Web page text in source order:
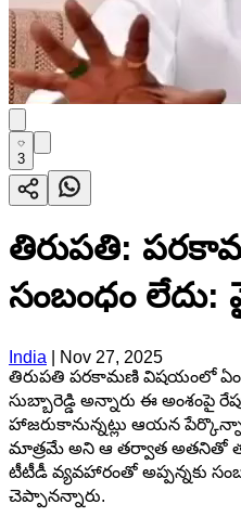
3
తిరుపతి:
సంబంధం లేదు:
India
Nov 27, 2025
తిరుపతి పరకామణి విషయంలో
సుబ్బారెడ్డి అన్నారు ఈ
హాజరుకానున్నట్లు ఆయన
మాత్రమే అని ఆ తర్వాత అతనితో
టీటీడీ వ్యవహారంతో అప్పన్నకు
చెప్పానన్నారు.